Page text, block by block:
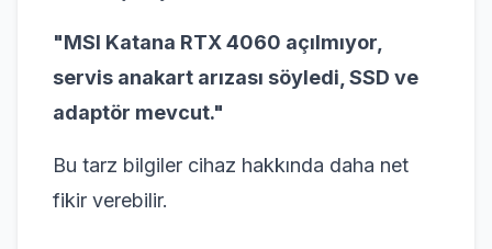
"MSI Katana RTX 4060 açılmıyor,
servis anakart arızası söyledi, SSD ve
adaptör mevcut."
Bu tarz bilgiler cihaz hakkında daha net
fikir verebilir.